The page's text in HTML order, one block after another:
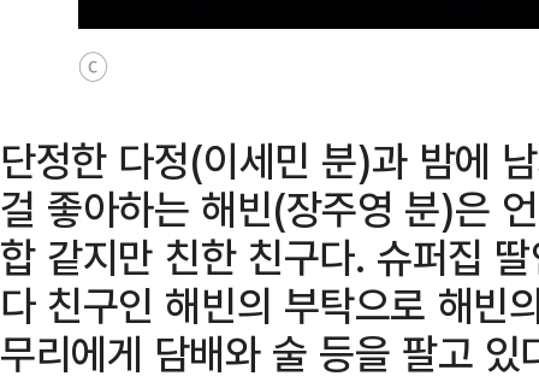
ⓒ
단정한 다정(이세민 분)과 밤에
걸 좋아하는 해빈(장주영 분)은
합 같지만 친한 친구다. 슈퍼집
다 친구인 해빈의 부탁으로 해빈
무리에게 담배와 술 등을 팔고 있